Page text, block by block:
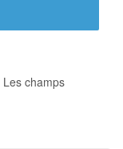
Les champs